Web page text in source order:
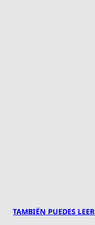
TAMBIÉN PUEDES LEER